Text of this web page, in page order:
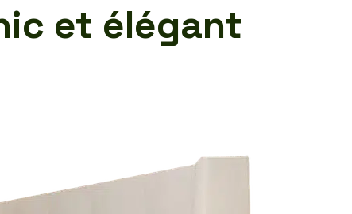
et élégant